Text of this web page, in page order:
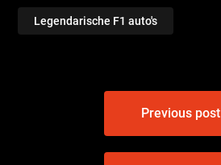
Legendarische F1 auto's
Previous post